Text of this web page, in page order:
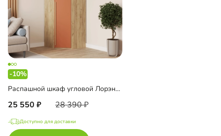
-10%
Распашной шкаф угловой Лорэна-800 Премиум Эко
25 550 28 390
Доступно для доставки